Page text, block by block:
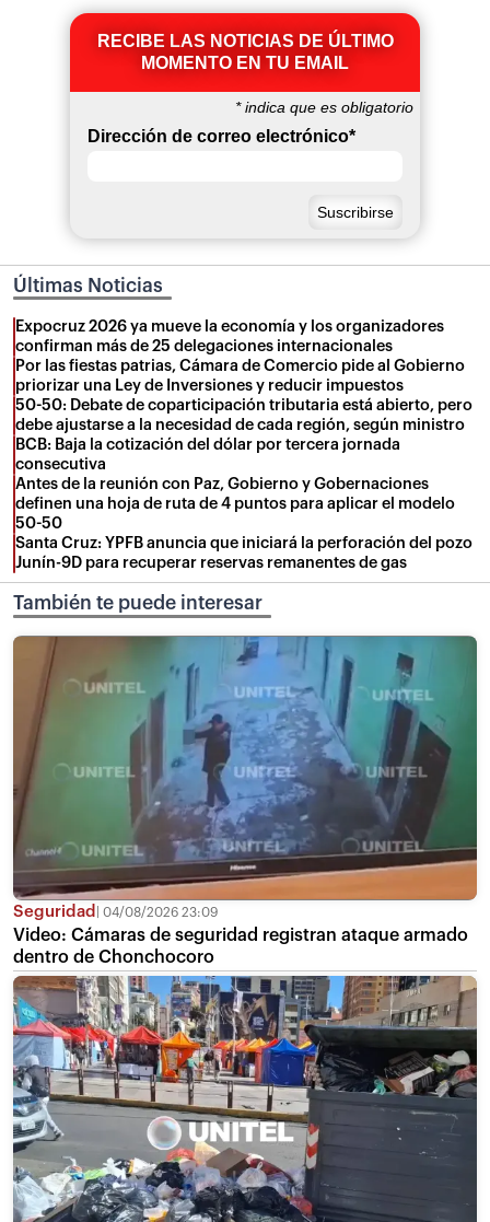
RECIBE LAS NOTICIAS DE ÚLTIMO
MOMENTO EN TU EMAIL
*indica que es obligatorio
Dirección de correo electrónico*
Últimas Noticias
Expocruz 2026 ya mueve la economía y los organizadores
confirman más de 25 delegaciones internacionales
Por las fiestas patrias, Cámara de Comercio pide al Gobierno
priorizar una Ley de Inversiones y reducir impuestos
50-50: Debate de coparticipación tributaria está abierto, pero
debe ajustarse a la necesidad de cada región, según ministro
BCB: Baja la cotización del dólar por tercera jornada
consecutiva
Antes de la reunión con Paz, Gobierno y Gobernaciones
definen una hoja de ruta de 4 puntos para aplicar el modelo
50-50
Santa Cruz: YPFB anuncia que iniciará la perforación del pozo
Junín-9D para recuperar reservas remanentes de gas
También te puede interesar
Seguridad 04/08/2026 23:09
Video: Cámaras de seguridad registran ataque armado
dentro de Chonchocoro